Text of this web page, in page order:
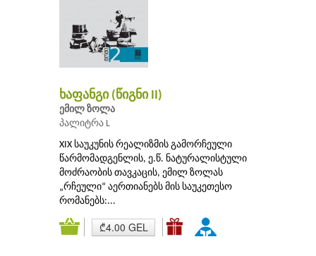
ხაფანგი (წიგნი II)
ემილ ზოლა
პალიტრა L
XIX საუკუნის რეალიზმის გამორჩეული
წარმომადგენლის, ე.წ. ნატურალისტული
მოძრაობის თავკაცის, ემილ ზოლას
„რჩეული“ აერთიანებს მის საუკეთესო
რომანებს:...
₾4.00 GEL